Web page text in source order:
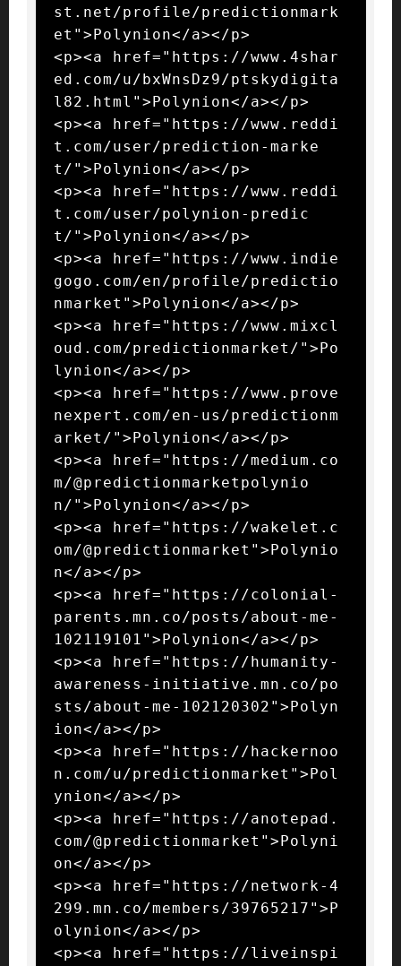
st.net/profile/predictionmark
et">Polynion</a></p>
<p><a href="https://www.4shar
ed.com/u/bxWnsDz9/ptskydigita
l82.html">Polynion</a></p>
<p><a href="https://www.reddi
t.com/user/prediction-marke
t/">Polynion</a></p>
<p><a href="https://www.reddi
t.com/user/polynion-predic
t/">Polynion</a></p>
<p><a href="https://www.indie
gogo.com/en/profile/predictio
nmarket">Polynion</a></p>
<p><a href="https://www.mixcl
oud.com/predictionmarket/">Po
lynion</a></p>
<p><a href="https://www.prove
nexpert.com/en-us/predictionm
arket/">Polynion</a></p>
<p><a href="https://medium.co
m/@predictionmarketpolynio
n/">Polynion</a></p>
<p><a href="https://wakelet.c
om/@predictionmarket">Polynio
n</a></p>
<p><a href="https://colonial-
parents.mn.co/posts/about-me-
102119101">Polynion</a></p>
<p><a href="https://humanity-
awareness-initiative.mn.co/po
sts/about-me-102120302">Polyn
ion</a></p>
<p><a href="https://hackernoo
n.com/u/predictionmarket">Pol
ynion</a></p>
<p><a href="https://anotepad.
com/@predictionmarket">Polyni
on</a></p>
<p><a href="https://network-4
299.mn.co/members/39765217">P
olynion</a></p>
<p><a href="https://liveinspi